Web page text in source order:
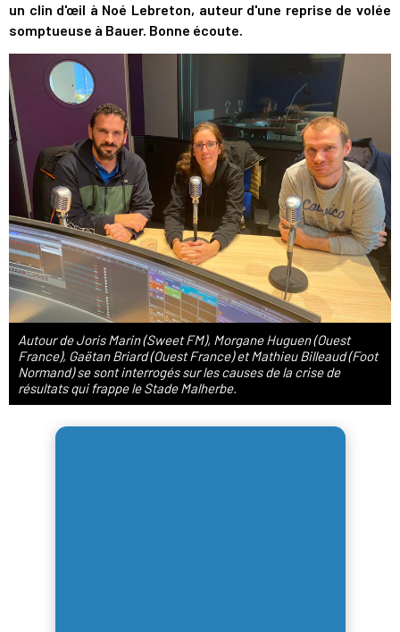
un clin d'œil à Noé Lebreton, auteur d'une reprise de volée
somptueuse à Bauer. Bonne écoute.
Autour de Joris Marin (Sweet FM), Morgane Huguen (Ouest
France), Gaëtan Briard (Ouest France) et Mathieu Billeaud (Foot
Normand) se sont interrogés sur les causes de la crise de
résultats qui frappe le Stade Malherbe.